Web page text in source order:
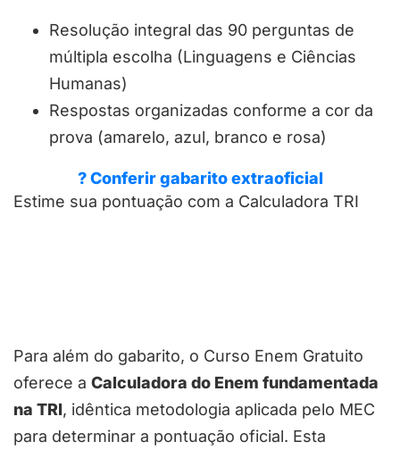
Resolução integral das 90 perguntas de
múltipla escolha (Linguagens e Ciências
Humanas)
Respostas organizadas conforme a cor da
prova (amarelo, azul, branco e rosa)
? Conferir gabarito extraoficial
Estime sua pontuação com a Calculadora TRI
Para além do gabarito, o Curso Enem Gratuito
oferece a Calculadora do Enem fundamentada
na TRI, idêntica metodologia aplicada pelo MEC
para determinar a pontuação oficial. Esta